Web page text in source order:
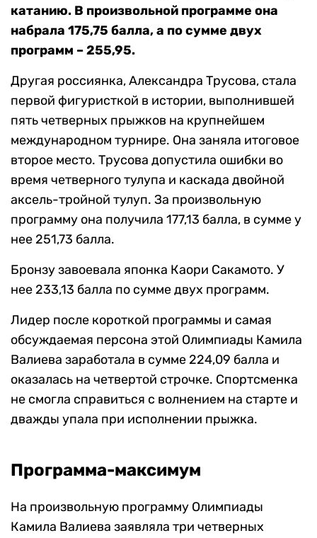
катанию. В произвольной программе она
набрала 175,75 балла, а по сумме двух
программ – 255,95.
Другая россиянка, Александра Трусова, стала
первой фигуристкой в истории, выполнившей
пять четверных прыжков на крупнейшем
международном турнире. Она заняла итоговое
второе место. Трусова допустила ошибки во
время четверного тулупа и каскада двойной
аксель-тройной тулуп. За произвольную
программу она получила 177,13 балла, в сумме у
нее 251,73 балла.
Бронзу завоевала японка Каори Сакамото. У
нее 233,13 балла по сумме двух программ.
Лидер после короткой программы и самая
обсуждаемая персона этой Олимпиады Камила
Валиева заработала в сумме 224,09 балла и
оказалась на четвертой строчке. Спортсменка
не смогла справиться с волнением на старте и
дважды упала при исполнении прыжка.
Программа-максимум
На произвольную программу Олимпиады
Камила Валиева заявляла три четверных